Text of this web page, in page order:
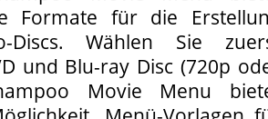
Formate für die
Discs. Wählen Sie
und Blu-ray Disc (720p
Movie Menu